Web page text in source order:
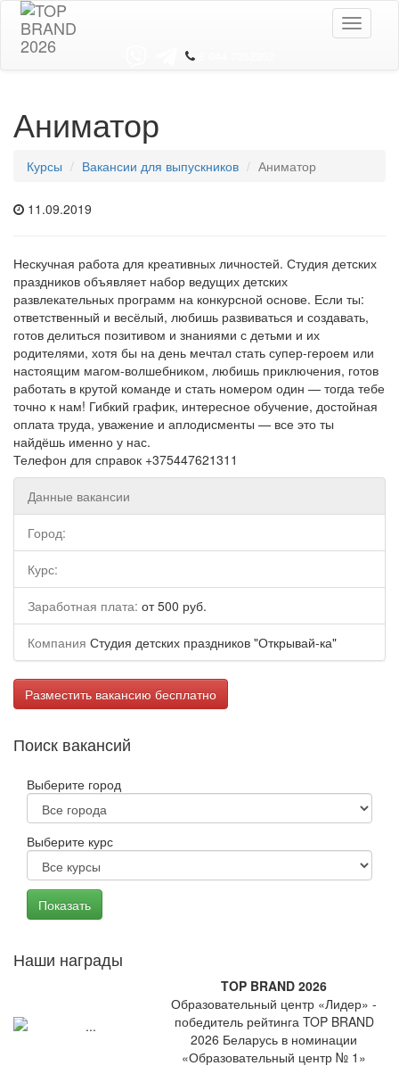
Toggle
Аниматор
Курсы Вакансии для выпускников Аниматор
11.09.2019
Нескучная работа для креативных личностей. Студия детских
праздников объявляет набор ведущих детских
развлекательных программ на конкурсной основе. Если ты:
ответственный и весёлый, любишь развиваться и создавать,
готов делиться позитивом и знаниями с детьми и их
родителями, хотя бы на день мечтал стать супер-героем или
настоящим магом-волшебником, любишь приключения, готов
работать в крутой команде и стать номером один — тогда тебе
точно к нам! Гибкий график, интересное обучение, достойная
оплата труда, уважение и аплодисменты — все это ты
найдёшь именно у нас.
Телефон для справок +375447621311
Данные вакансии
Город:
Курс:
Заработная плата: от 500 руб.
Компания Студия детских праздников "Открывай-ка"
Разместить вакансию бесплатно
Поиск вакансий
Выберите город
Выберите курс
Наши награды
TOP BRAND 2026
Образовательный центр «Лидер» -
победитель рейтинга TOP BRAND
2026 Беларусь в номинации
«Образовательный центр № 1»